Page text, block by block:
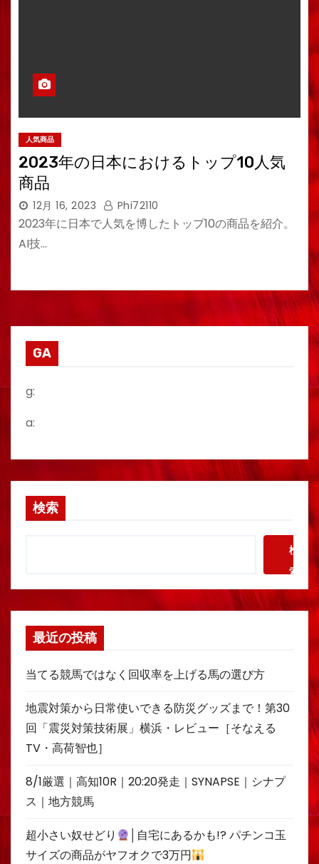
人気商品
2023年の日本におけるトップ10人気
商品
12月 16, 2023 Phi72110
2023年に日本で人気を博したトップ10の商品を紹介。
AI技…
GA
g:
a:
検索
検
索
最近の投稿
当てる競馬ではなく回収率を上げる馬の選び方
地震対策から日常使いできる防災グッズまで！第30
回「震災対策技術展」横浜・レビュー［そなえる
TV・高荷智也］
8/1厳選｜高知10R｜20:20発走｜SYNAPSE｜シナプ
ス｜地方競馬
超小さい奴せどり
│自宅にあるかも!? パチンコ玉
サイズの商品がヤフオクで3万円